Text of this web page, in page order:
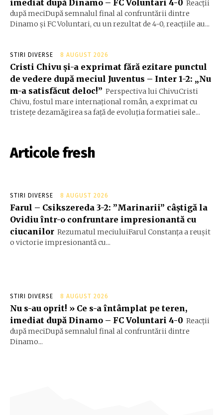
imediat după Dinamo – FC Voluntari 4-0 Reacții
după meciDupă semnalul final al confruntării dintre
Dinamo și FC Voluntari, cu un rezultat de 4-0, reacțiile au...
STIRI DIVERSE 8 AUGUST 2026
Cristi Chivu și-a exprimat fără ezitare punctul
de vedere după meciul Juventus – Inter 1-2: „Nu
m-a satisfăcut deloc!” Perspectiva lui ChivuCristi
Chivu, fostul mare internațional român, a exprimat cu
tristețe dezamăgirea sa față de evoluția formatiei sale...
Articole fresh
STIRI DIVERSE 8 AUGUST 2026
Farul – Csikszereda 3-2: ”Marinarii” câștigă la
Ovidiu într-o confruntare impresionantă cu
ciucanilor Rezumatul meciuluiFarul Constanța a reușit
o victorie impresionantă cu...
STIRI DIVERSE 8 AUGUST 2026
Nu s-au oprit! » Ce s-a întâmplat pe teren,
imediat după Dinamo – FC Voluntari 4-0 Reacții
după meciDupă semnalul final al confruntării dintre
Dinamo...